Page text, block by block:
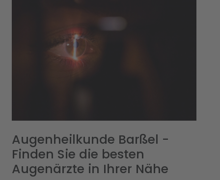
Augenheilkunde Barßel -
Finden Sie die besten
Augenärzte in Ihrer Nähe